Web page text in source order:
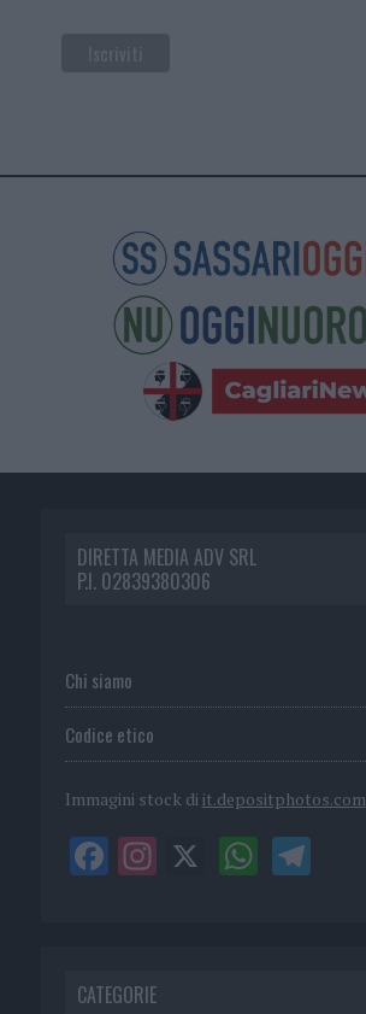
DIRETTA MEDIA ADV SRL
P.I. 02839380306
Chi siamo
Codice etico
Immagini stock di it.depositphotos.com
CATEGORIE